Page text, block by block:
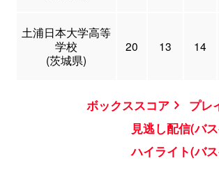
土浦日本大学高等
学校
(茨城県)
20 13 14
ボックススコア
プレ
見逃し配信(バ
ハイライト(バ